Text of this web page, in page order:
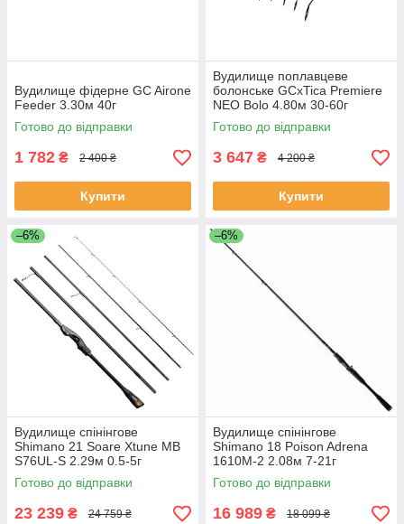
Вудилище фідерне GC Airone
Feeder 3.30м 40г
Готово до відправки
1 782 ₴ 2 400 ₴
Купити
Вудилище поплавцеве
болонське GCxTica Premiere
NEO Bolo 4.80м 30-60г
Готово до відправки
3 647 ₴ 4 200 ₴
Купити
–6%
Вудилище спінінгове
Shimano 21 Soare Xtune MB
S76UL-S 2.29м 0.5-5г
Готово до відправки
23 239 ₴ 24 759 ₴
–6%
Вудилище спінінгове
Shimano 18 Poison Adrena
1610M-2 2.08м 7-21г
Готово до відправки
16 989 ₴ 18 099 ₴